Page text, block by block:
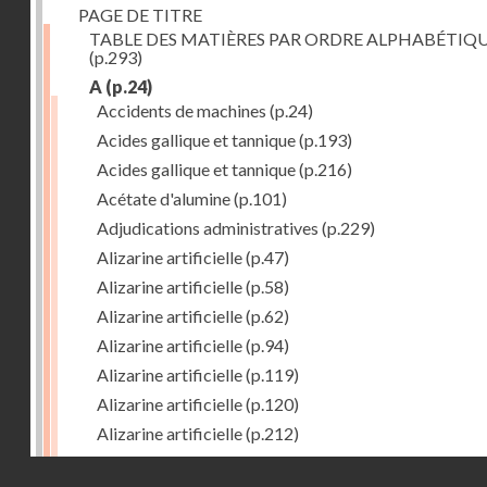
PAGE DE TITRE
TABLE DES MATIÈRES PAR ORDRE
(p.293)
A (p.24)
Accidents de machines (p.24)
Acides gallique et tannique(p.193)
Acides gallique et tannique(p.216)
Acétate d'alumine(p.101)
Adjudications administratives (p.229)
Alizarine artificielle(p.47)
Alizarine artificielle(p.58)
Alizarine artificielle(p.62)
Alizarine artificielle(p.94)
Alizarine artificielle(p.119)
Alizarine artificielle(p.120)
Alizarine artificielle(p.212)
Alizarine artificielle(p.256)